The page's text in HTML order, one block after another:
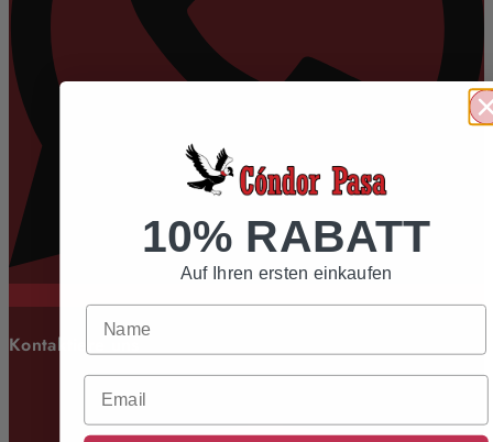
Kontaktiere uns
10% RABATT
Auf Ihren ersten einkaufen
Email